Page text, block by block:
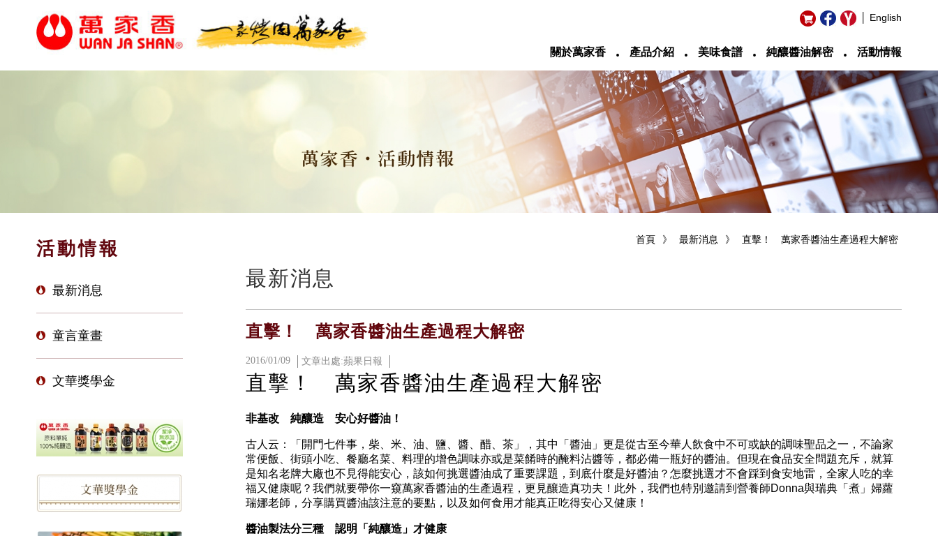
│ English
關於萬家香 ‧ 產品介紹 ‧ 美味食譜 ‧ 純釀醬油解密 ‧ 活動情報
活動情報
最新消息
童言童畫
文華獎學金
直擊！ 萬家香醬油生產過程大解密
》
最新消息
》
首頁
最新消息
直擊！ 萬家香醬油生產過程大解密
2016/01/09 文章出處:蘋果日報
直擊！ 萬家香醬油生產過程大解密
非基改 純釀造 安心好醬油！
古人云：「開門七件事，柴、米、油、鹽、醬、醋、茶」，其中「醬油」更是從古至今華人飲食中不可或缺的調味聖品之一，不論家
常便飯、街頭小吃、餐廳名菜、料理的增色調味亦或是菜餚時的醃料沾醬等，都必備一瓶好的醬油。但現在食品安全問題充斥，就算
是知名老牌大廠也不見得能安心，該如何挑選醬油成了重要課題，到底什麼是好醬油？怎麼挑選才不會踩到食安地雷，全家人吃的幸
福又健康呢？我們就要帶你一窺萬家香醬油的生產過程，更見釀造真功夫！此外，我們也特別邀請到營養師Donna與瑞典「煮」婦蘿
瑞娜老師，分享購買醬油該注意的要點，以及如何食用才能真正吃得安心又健康！
醬油製法分三種 認明「純釀造」才健康